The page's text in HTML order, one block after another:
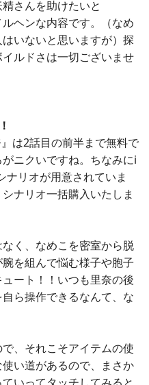
さんを助けたいと
ヘンな内容です。（なめ
いないと思いますが）探
ルドさは一切ございませ
は2話目の前半まで無料で
ニクいですね。ちなみにi
ナリオが用意されていま
ナリオ一括購入いたしま
く、なめこを密室から脱
を組んで悩む様子や胞子
ート！！いつも里奈の後
ら操作できるなんて、な
、それこそアイテムの使
い道があるので、まさか